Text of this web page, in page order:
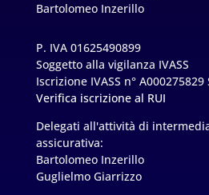
Bartolomeo Inzerillo
P. IVA 01625490899
Soggetto alla vigilanza IVASS
Iscrizione IVASS n° A000275829
Verifica iscrizione al RUI
Delegati all'attività di
assicurativa:
Bartolomeo Inzerillo
Guglielmo Giarrizzo